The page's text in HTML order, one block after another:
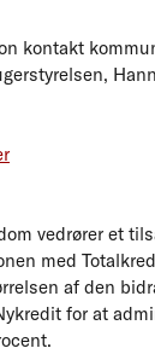
kontakt
vedrører et
med
af den
for at